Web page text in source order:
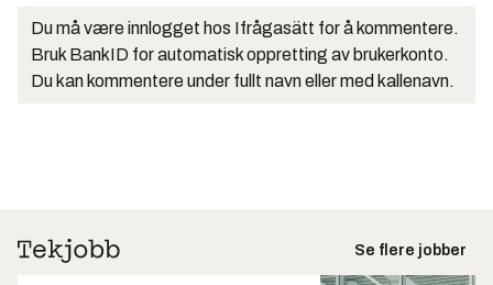
Du må være innlogget hos Ifrågasätt for å kommentere.
Bruk BankID for automatisk oppretting av brukerkonto.
Du kan kommentere under fullt navn eller med kallenavn.
Se flere jobber